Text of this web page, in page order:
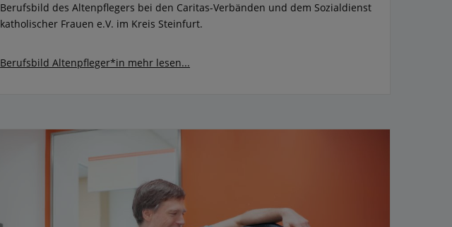
Berufsbild des Altenpflegers bei den Caritas-Verbänden und dem Sozialdienst
katholischer Frauen e.V. im Kreis Steinfurt.
Berufsbild Altenpfleger*in mehr lesen...